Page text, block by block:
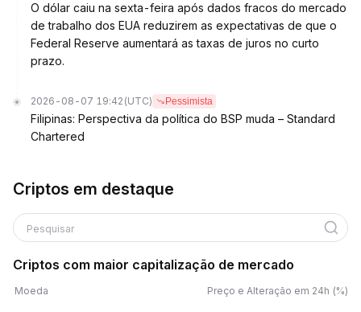
O dólar caiu na sexta-feira após dados fracos do mercado
de trabalho dos EUA reduzirem as expectativas de que o
Federal Reserve aumentará as taxas de juros no curto
prazo.
2026-08-07 19:42 (UTC) Pessimista
Filipinas: Perspectiva da política do BSP muda – Standard
Chartered
Criptos em destaque
Pesquisar
Criptos com maior capitalização de mercado
Moeda Preço e Alteração em 24h (%)